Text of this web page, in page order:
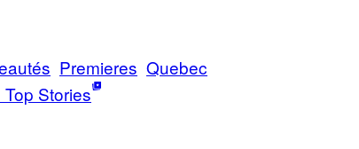
Premieres Quebec
Stories